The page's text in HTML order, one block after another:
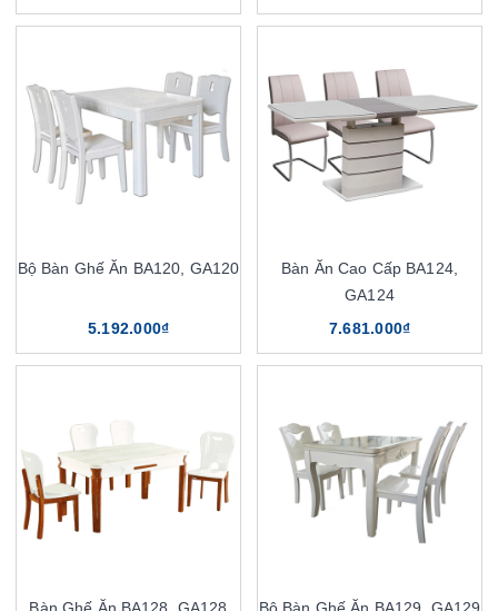
Bộ Bàn Ghế Ăn BA120, GA120
5.192.000₫
Bàn Ăn Cao Cấp BA124,
GA124
7.681.000₫